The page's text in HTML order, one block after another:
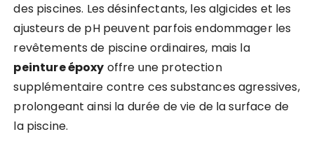
des piscines. Les désinfectants, les algicides et les
ajusteurs de pH peuvent parfois endommager les
revêtements de piscine ordinaires, mais la
peinture époxy offre une protection
supplémentaire contre ces substances agressives,
prolongeant ainsi la durée de vie de la surface de
la piscine.